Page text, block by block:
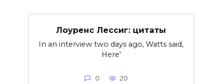
Лоуренс Лессиг: цитаты
In an interview two days ago, Watts said,
Here'
0 20